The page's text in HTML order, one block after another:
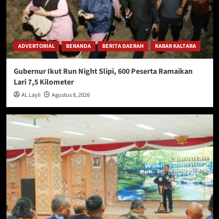
ADVERTORIAL BERANDA BERITA DAERAH KABAR KALTARA
Gubernur Ikut Run Night Slipi, 600 Peserta Ramaikan
Lari 7,5 Kilometer
AL Layli Agustus 8, 2026